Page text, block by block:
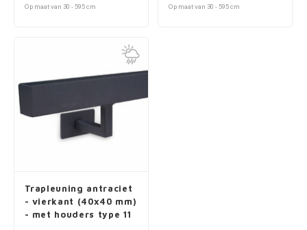
Op maat van 30 - 595 cm Op maat van 30 - 595 cm
Trapleuning antraciet
- vierkant (40x40 mm)
- met houders type 11